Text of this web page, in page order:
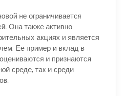
не ограничивается
Она также активно
акциях и является
Ее пример и вклад в
и признаются
среде, так и среди